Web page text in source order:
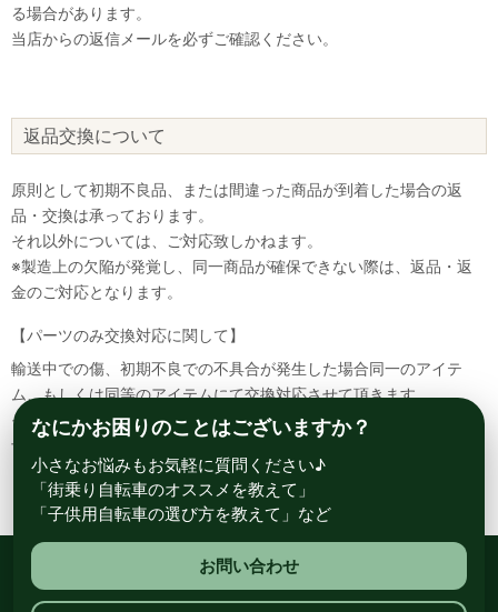
る場合があります。
当店からの返信メールを必ずご確認ください。
返品交換について
原則として初期不良品、または間違った商品が到着した場合の返
品・交換は承っております。
それ以外については、ご対応致しかねます。
※製造上の欠陥が発覚し、同一商品が確保できない際は、返品・返
金のご対応となります。
【パーツのみ交換対応に関して】
輸送中での傷、初期不良での不具合が発生した場合同一のアイテ
ム、もしくは同等のアイテムにて交換対応させて頂きます。
その場合該当部品を着払いにて返送して頂く必要が御座いますので
予めご了承ください。
総合自転車専門店 サイクルスポット ル・サイク
なにかお困りのことはございますか？
小さなお悩みもお気軽に質問ください♪
「街乗り自転車のオススメを教えて」
「子供用自転車の選び方を教えて」など
お問い合わせ